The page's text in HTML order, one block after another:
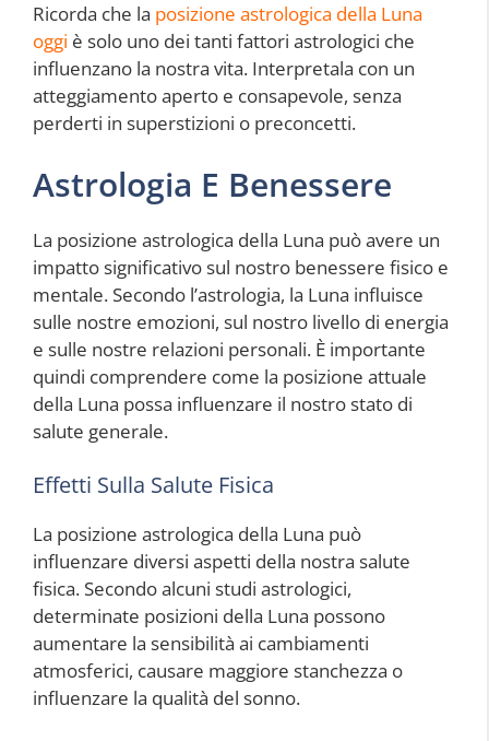
Ricorda che la posizione astrologica della Luna
oggi è solo uno dei tanti fattori astrologici che
influenzano la nostra vita. Interpretala con un
atteggiamento aperto e consapevole, senza
perderti in superstizioni o preconcetti.
Astrologia E Benessere
La posizione astrologica della Luna può avere un
impatto significativo sul nostro benessere fisico e
mentale. Secondo l’astrologia, la Luna influisce
sulle nostre emozioni, sul nostro livello di energia
e sulle nostre relazioni personali. È importante
quindi comprendere come la posizione attuale
della Luna possa influenzare il nostro stato di
salute generale.
Effetti Sulla Salute Fisica
La posizione astrologica della Luna può
influenzare diversi aspetti della nostra salute
fisica. Secondo alcuni studi astrologici,
determinate posizioni della Luna possono
aumentare la sensibilità ai cambiamenti
atmosferici, causare maggiore stanchezza o
influenzare la qualità del sonno.